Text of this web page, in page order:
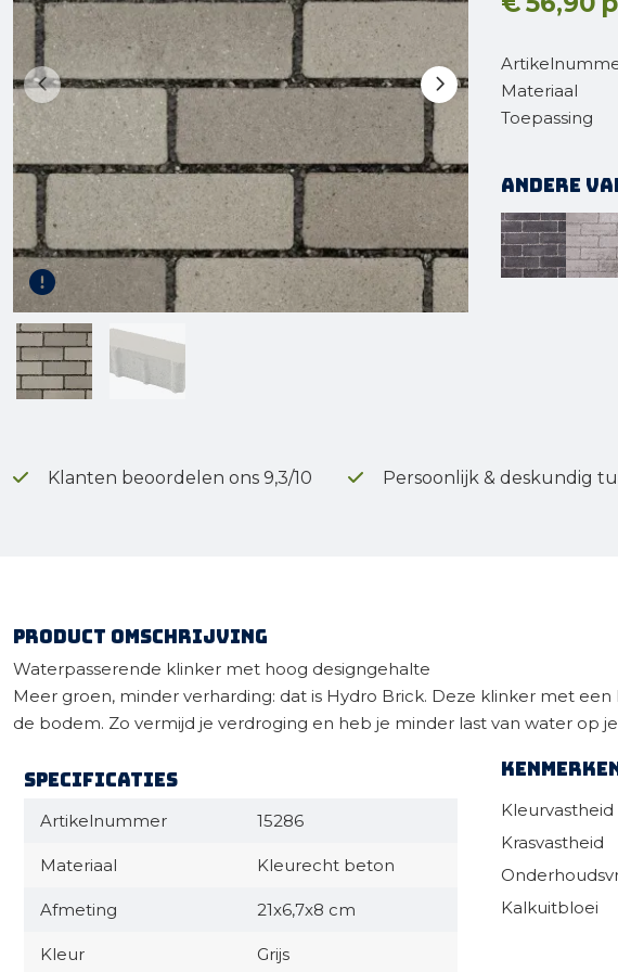
Gereedschap
Terrasplanken
Tuinhout
Infra
Materiaal
Toepassing
Andere
Klanten beoordelen ons 9,3/10 Persoonlijk & deskundig
Product omschrijving
Waterpasserende klinker met hoog designgehalte
Meer groen, minder verharding: dat is Hydro Brick. Deze klinker met
de bodem. Zo vermijd je verdroging en heb je minder last van water op
Specificaties
Artikelnummer 15286
Materiaal Kleurecht beton
Afmeting 21x6,7x8 cm
Kleur Grijs
Kleurvastheid
Krasvastheid
Kalkuitbloei